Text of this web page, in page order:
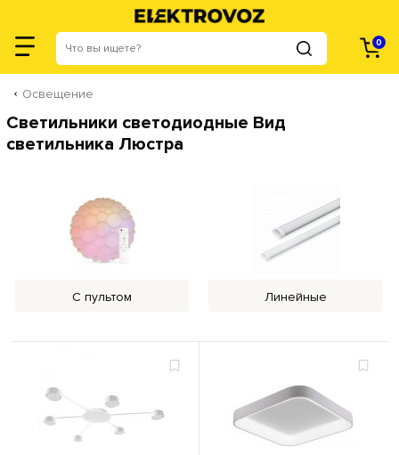
0
Освещение
Светильники светодиодные Вид
светильника Люстра
С пультом Линейные